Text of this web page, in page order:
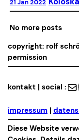
21 Jan 2022
No more posts
copyright: rolf
permission
kontakt | social : Mail
impressum |
Diese Website